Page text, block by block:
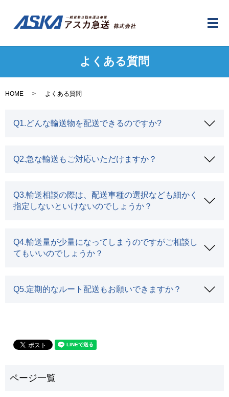
メ
よくある質問
HOME よくある質問
Q1.どんな輸送物を配送できるのですか?
Q2.急な輸送もご対応いただけますか？
Q3.輸送相談の際は、配送車種の選択なども細かく
指定しないといけないのでしょうか？
Q4.輸送量が少量になってしまうのですがご相談し
てもいいのでしょうか？
Q5.定期的なルート配送もお願いできますか？